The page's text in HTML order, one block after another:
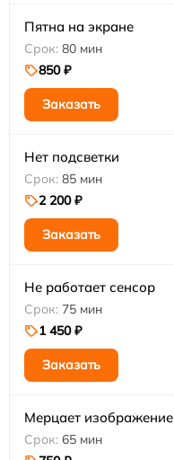
Пятна на экране
80 мин
850 ₽
Заказать
Нет подсветки
85 мин
2 200 ₽
Заказать
Не работает сенсор
75 мин
1 450 ₽
Заказать
Мерцает изображение
65 мин